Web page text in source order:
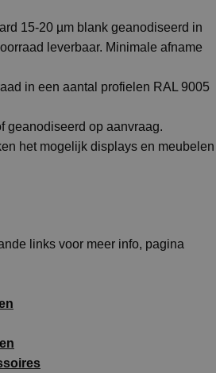
15-20 µm blank geanodiseerd in
leverbaar. Minimale afname
in een aantal profielen RAL 9005
geanodiseerd op aanvraag.
het mogelijk displays en meubelen
links voor meer info, pagina